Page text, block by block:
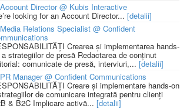
Account Director @ Kubis Interactive
looking for an Account Director... [detalii]
Media Relations Specialist @ Confident
Crearea și implementarea hands-
strategiilor de presă Redactarea de conținut
comunicate de presă, interviuri,... [detalii]
PR Manager @ Confident Communications
Creare și implementare hands-on
de comunicare integrată pentru clienți
& B2C Implicare activă... [detalii]